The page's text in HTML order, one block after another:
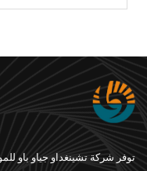
توفر شركة تشينغداو جياو باو